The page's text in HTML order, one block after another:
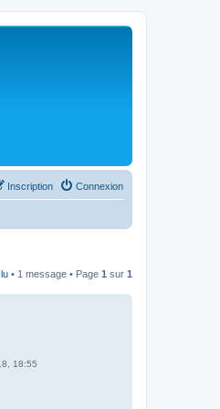
Connexion
Inscription
• 1 message • Page 1 sur 1
18:55